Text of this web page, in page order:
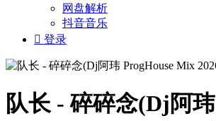
网盘解析
抖音音乐
 登录
队长 - 碎碎念(Dj阿玮